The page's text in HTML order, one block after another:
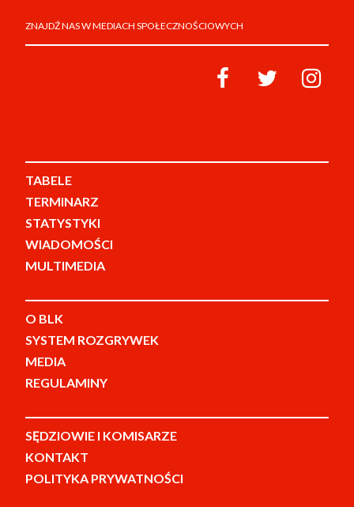
ZNAJDŹ NAS W MEDIACH SPOŁECZNOŚCIOWYCH
TABELE
TERMINARZ
STATYSTYKI
WIADOMOŚCI
MULTIMEDIA
O BLK
SYSTEM ROZGRYWEK
MEDIA
REGULAMINY
SĘDZIOWIE I KOMISARZE
KONTAKT
POLITYKA PRYWATNOŚCI